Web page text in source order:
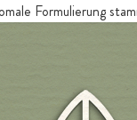
Formulierung
A, D, E und K